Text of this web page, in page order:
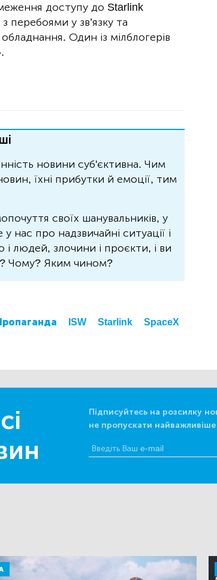
доступу до Starlink
перебоями у зв’язку та
Один із мілблогерів
новини суб'єктивна. Чим
їхні прибутки й емоції, тим
своїх шанувальників, у
про надзвичайні ситуації і
і людей, злочини і проєкти, і ви
Чому? Яким чином?
ISW Starlink SpaceX
Підписуйтесь на розсилку
не пропускати найважливіше